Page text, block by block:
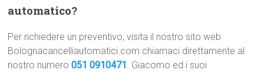
automatico?
Per richiedere un preventivo, visita il nostro sito web
Bolognacancelliautomatici.com chiamaci direttamente al
nostro numero051 0910471 . Giacomo ed i suoi